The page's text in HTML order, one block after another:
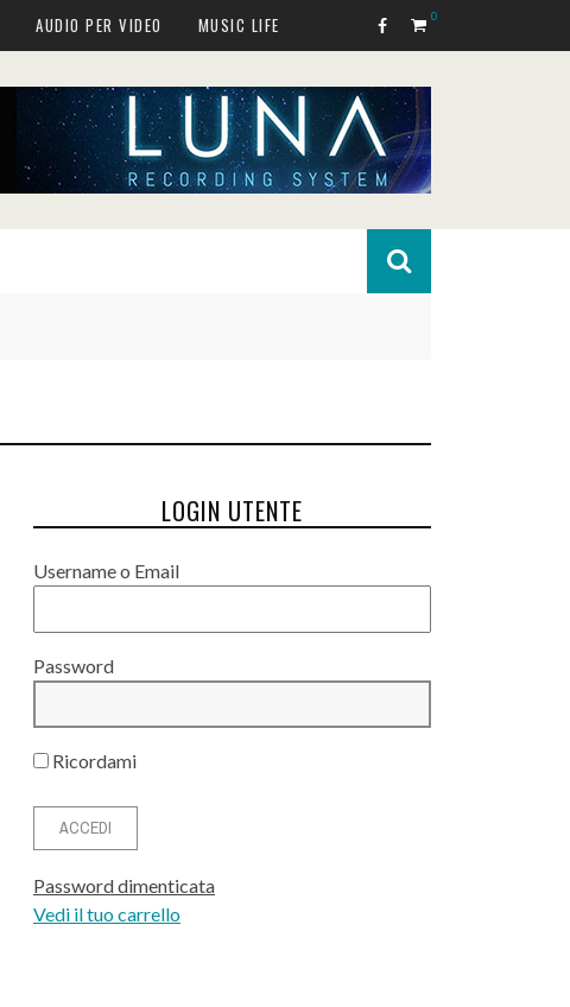
AUDIO PER VIDEO MUSIC LIFE 0
LOGIN UTENTE
Username o Email
Password
Ricordami
Password dimenticata
Vedi il tuo carrello